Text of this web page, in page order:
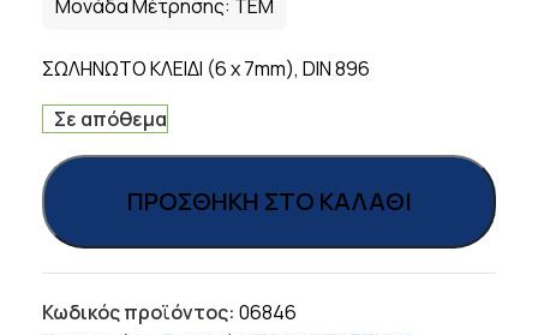
Μονάδα Μέτρησης: ΤΕΜ
ΣΩΛΗΝΩΤΟ ΚΛΕΙΔΙ (6 x 7mm), DIN 896
Σε απόθεμα
ΠΡΟΣΘΉΚΗ ΣΤΟ ΚΑΛΆΘΙ
Κωδικός προϊόντος: 06846